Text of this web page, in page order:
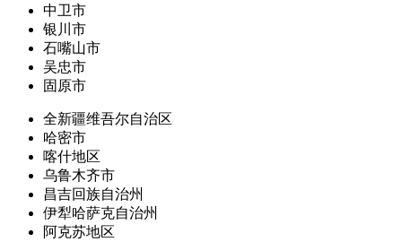
中卫市
银川市
石嘴山市
吴忠市
固原市
全新疆维吾尔自治区
哈密市
喀什地区
乌鲁木齐市
昌吉回族自治州
伊犁哈萨克自治州
阿克苏地区